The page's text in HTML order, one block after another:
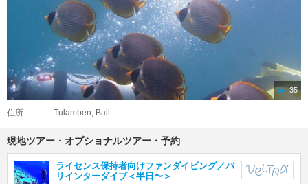
35
住所 Tulamben, Bali
現地ツアー・オプショナルツアー・予約
ライセンス保持者向けファンダイビング／バ
リインターダイブ＜半日〜＞